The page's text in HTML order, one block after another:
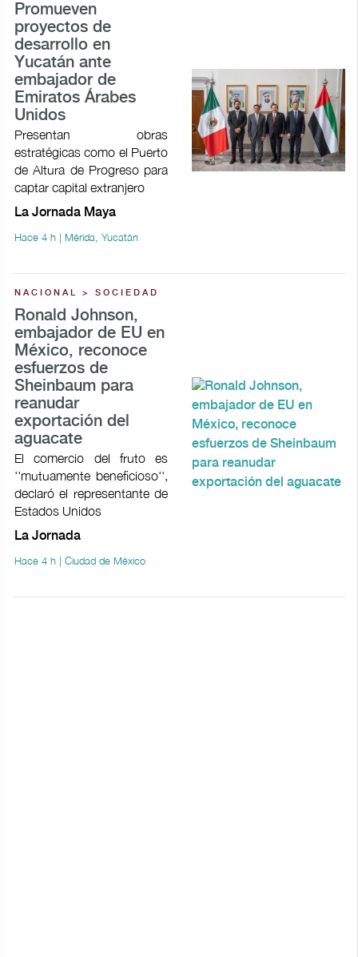
Promueven
proyectos de
desarrollo en
Yucatán ante
embajador de
Emiratos Árabes
Unidos
Presentan obras
estratégicas como el Puerto
de Altura de Progreso para
captar capital extranjero
La Jornada Maya
Hace 4 h | Mérida, Yucatán
NACIONAL > SOCIEDAD
Ronald Johnson,
embajador de EU en
México, reconoce
esfuerzos de
Sheinbaum para
reanudar
exportación del
aguacate
El comercio del fruto es
''mutuamente beneficioso'',
declaró el representante de
Estados Unidos
La Jornada
Hace 4 h | Ciudad de México